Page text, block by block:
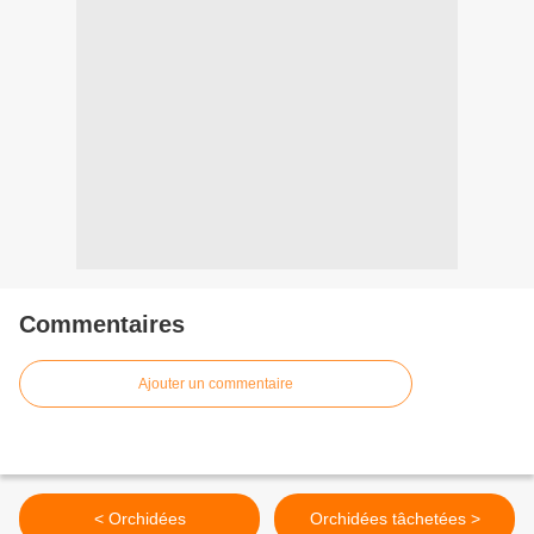
Commentaires
Ajouter un commentaire
< Orchidées Orchidées tâchetées >